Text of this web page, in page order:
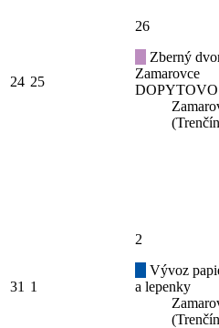
24 25
26
Zberný
Zamarovce
DOPYTOVO
31 1
2
Vývoz
a lepenky